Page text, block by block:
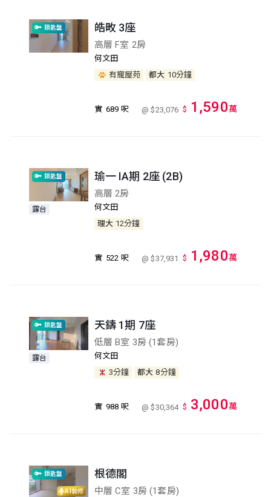
鎖匙盤 皓畋 3座
高層 F室 2房
何文田
有寵屋苑
都大 10分鐘
實 689 呎 @ $23,076 $ 1,590萬
鎖匙盤
露台
瑜一 IA期 2座 (2B)
高層 2房
何文田
理大 12分鐘
實 522 呎 @ $37,931 $ 1,980萬
鎖匙盤
露台
天鑄 1期 7座
低層 B室 3房 (1套房)
何文田
3分鐘
都大 8分鐘
實 988 呎 @ $30,364 $ 3,000萬
AI裝修
鎖匙盤 根德閣
中層 C室 3房 (1套房)